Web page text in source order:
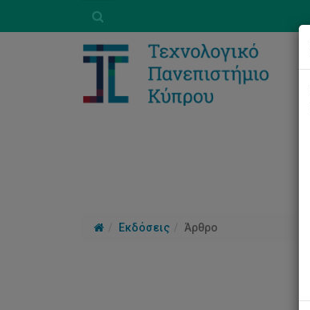
Εκδόσεις Άρθρο